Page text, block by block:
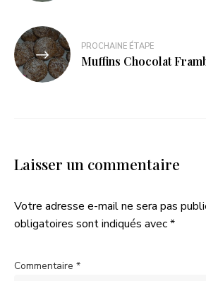
PROCHAINE ÉTAPE
Muffins Chocolat
Laisser un commentaire
Votre adresse e-mail ne sera pas
obligatoires sont indiqués avec*
Commentaire *